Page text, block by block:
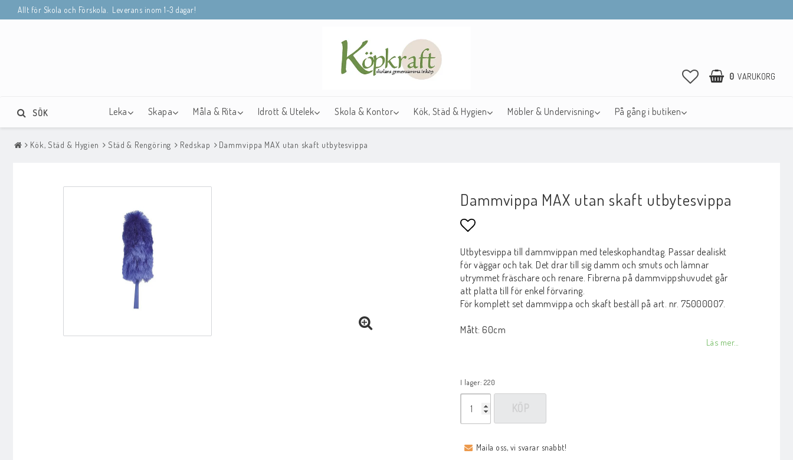
Allt för Skola och Förskola. Leverans inom 1-3 dagar!
0 VARUKORG
Leka Skapa Måla & Rita Idrott & Utelek Skola & Kontor Kök, Städ & Hygien Möbler & Undervisning På gång i butiken
SÖK
Kök, Städ & Hygien Städ & Rengöring Redskap Dammvippa MAX utan skaft utbytesvippa
Dammvippa MAX utan skaft utbytesvippa
Lägg till i favoritlistan
Utbytesvippa till dammvippan med teleskophandtag. Passar dealiskt
för väggar och tak. Det drar till sig damm och smuts och lämnar
utrymmet fräschare och renare. Fibrerna på dammvippshuvudet går
att platta till för enkel förvaring.
För komplett set dammvippa och skaft beställ på art. nr. 75000007.
Mått: 60cm
Läs mer...
I lager: 220
KÖP
Maila oss, vi svarar snabbt!